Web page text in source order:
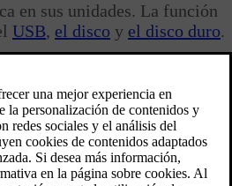
en sus unidades. La función
USB, el disco y el disco duro.
.
OK/MENUen la vista normal de la
de multimedia.